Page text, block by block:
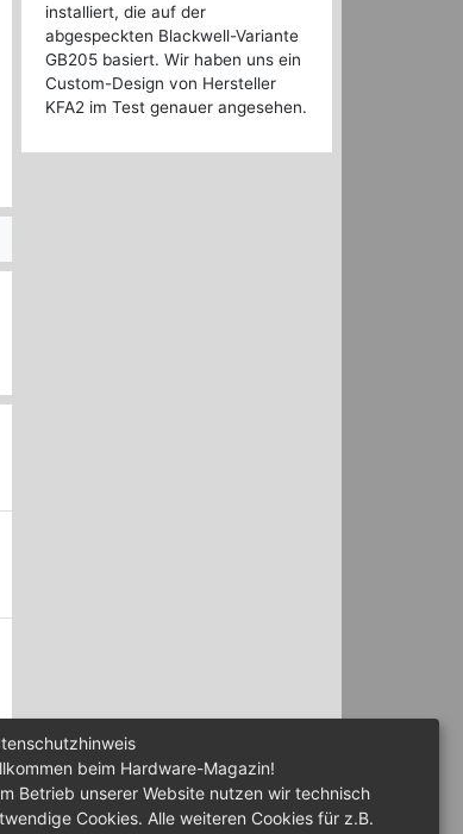
installiert, die auf der
abgespeckten Blackwell-Variante
GB205 basiert. Wir haben uns ein
Custom-Design von Hersteller
KFA2 im Test genauer angesehen.
beim Hardware-Magazin!
Betrieb unserer Website nutzen wir technisch
Cookies. Alle weiteren Cookies für z.B.